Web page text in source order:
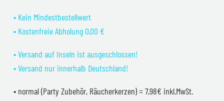
• Kein Mindestbestellwert
• Kostenfreie Abholung 0,00 €
• Versand auf Inseln ist ausgeschlossen!
• Versand nur innerhalb Deutschland!
• normal (Party Zubehör, Räucherkerzen) = 7,98€ inkl.MwSt.